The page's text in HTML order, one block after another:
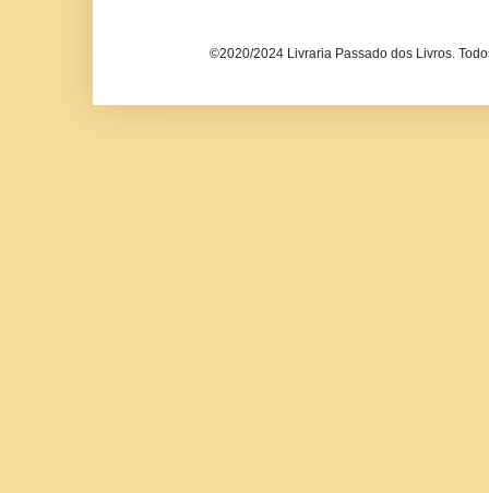
©2020/2024 Livraria Passado dos Livros.